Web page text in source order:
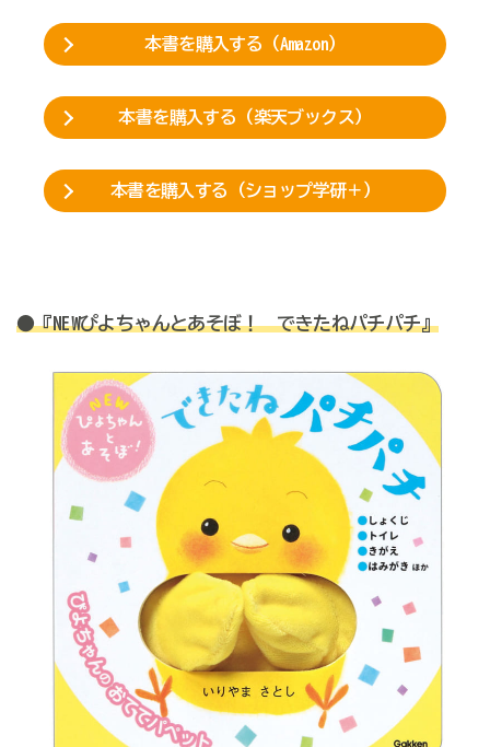
本書を購入する（Amazon）
本書を購入する（楽天ブックス）
本書を購入する（ショップ学研＋）
●『NEWぴよちゃんとあそぼ！ できたねパチパチ』